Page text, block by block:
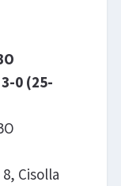
3-0 (25-
Cisolla